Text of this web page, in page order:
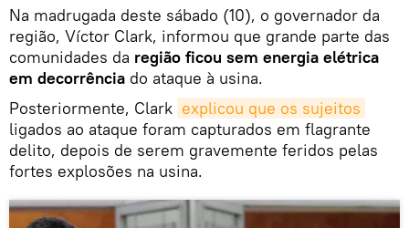
Na madrugada deste sábado (10), o governador da
região, Víctor Clark, informou que grande parte das
comunidades da região ficou sem energia elétrica
em decorrência do ataque à usina.
Posteriormente, Clark explicou que os sujeitos
ligados ao ataque foram capturados em flagrante
delito, depois de serem gravemente feridos pelas
fortes explosões na usina.